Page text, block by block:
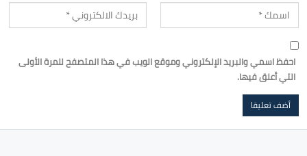
احفظ اسمي والبريد الإلكتروني وموقع الويب في هذا المتصفح للمرة الأولى
التي أعلق فيها.